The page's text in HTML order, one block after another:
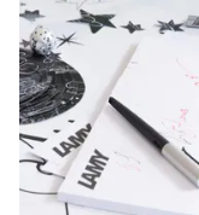
À propos de
FR/ NC
Global
Créer un compte
Créer un